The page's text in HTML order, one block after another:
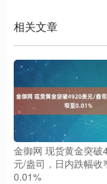
相关文章
金御网 现货黄金突破
元/盎司，日内跌幅收
0.01%